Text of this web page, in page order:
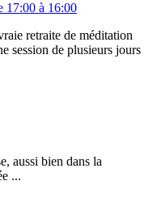
17:00 à 16:00
retraite de méditation
session de plusieurs jours
aussi bien dans la
...